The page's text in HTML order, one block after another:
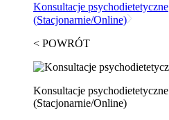
Konsultacje psychodietetyczne
(Stacjonarnie/Online)
< POWRÓT
Konsultacje psychodietetyczne
(Stacjonarnie/Online)